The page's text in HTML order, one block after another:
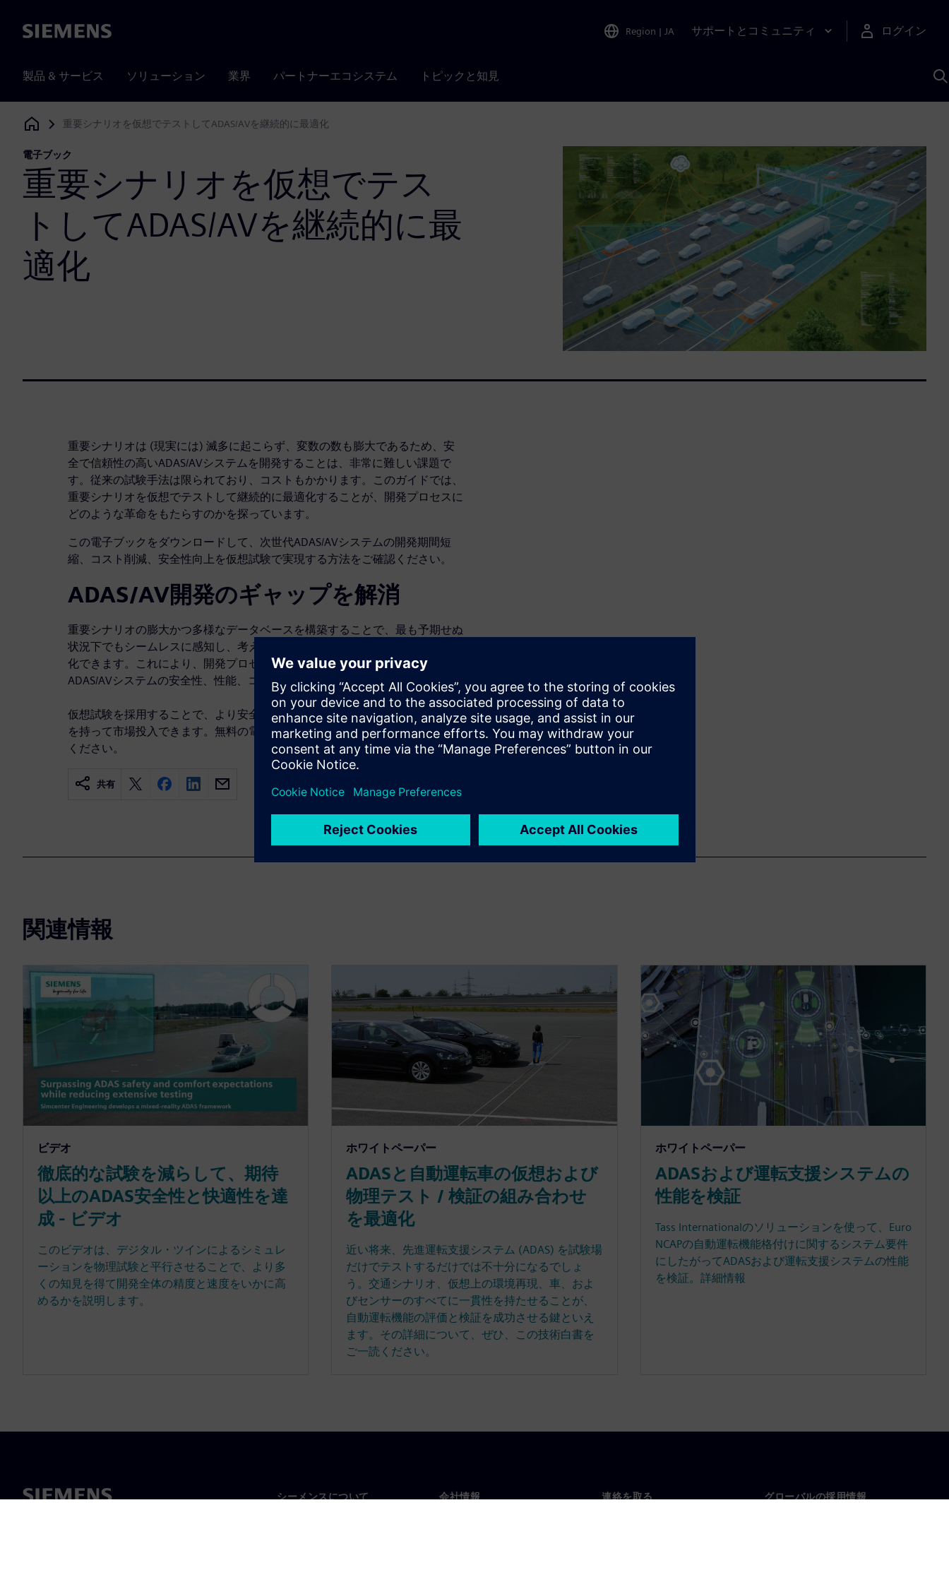
Siemens Region | JA サポートとコミュニティ ログイン
製品 & サービス ソリューション 業界 パートナーエコシステム トピックと知見
Siemens Digital Industries Software
重要シナリオを仮想でテストしてADAS/AVを継続的に最適化
電子ブック
重要シナリオを仮想でテス
トしてADAS/AVを継続的に最
適化
重要シナリオは (現実には) 滅多に起こらず、変数の数も膨大であるため、安
全で信頼性の高いADAS/AVシステムを開発することは、非常に難しい課題で
す。従来の試験手法は限られており、コストもかかります。このガイドでは、
重要シナリオを仮想でテストして継続的に最適化することが、開発プロセスに
どのような革命をもたらすのかを探っています。
この電子ブックをダウンロードして、次世代ADAS/AVシステムの開発期間短
縮、コスト削減、安全性向上を仮想試験で実現する方法をご確認ください。
ADAS/AV開発のギャップを解消
重要シナリオの膨大かつ多様なデータベースを構築することで、最も予期せぬ
状況下でもシームレスに感知し、考え、動作するシステム機能を継続的に最適
化できます。これにより、開発プロセスのギャップが解消されるだけでなく、
ADAS/AVシステムの安全性、性能、コンプライアンスも改善します。
仮想試験を採用することで、より安全で信頼性の高いADAS/AVシステムを自信
を持って市場投入できます。無料の電子ブックをダウンロードして詳細をご覧
ください。
共有
関連情報
ビデオ
徹底的な試験を減らして、期待
以上のADAS安全性と快適性を達
成 - ビデオ
このビデオは、デジタル・ツインによるシミュレ
ーションを物理試験と平行させることで、より多
くの知見を得て開発全体の精度と速度をいかに高
めるかを説明します。
ホワイトペーパー
ADASと⾃動運転車の仮想および
物理テスト / 検証の組み合わせ
を最適化
近い将来、先進運転⽀援システム (ADAS) を試験場
だけでテストするだけでは不⼗分になるでしょ
う。交通シナリオ、仮想上の環境再現、⾞、およ
びセンサーのすべてに⼀貫性を持たせることが、
⾃動運転機能の評価と検証を成功させる鍵といえ
ます。その詳細について、ぜひ、この技術白書を
ご一読ください。
ホワイトペーパー
ADASおよび運転支援システムの
性能を検証
Tass Internationalのソリューションを使って、Euro
NCAPの自動運転機能格付けに関するシステム要件
にしたがってADASおよび運転支援システムの性能
を検証。詳細情報
シーメンスについて 会社情報 連絡を取る グローバルの採用情報